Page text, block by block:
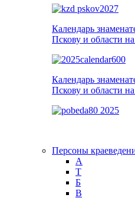
Календарь
Пскову и области
Календарь
Пскову и области
Персоны
А
T
Б
В